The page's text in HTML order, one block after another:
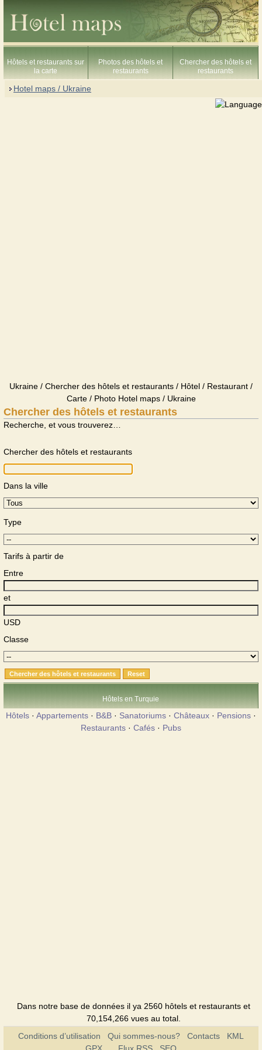
Hôtels et restaurants sur
la carte
Photos des hôtels et
restaurants
Chercher des hôtels et
restaurants
Hotel maps / Ukraine
Ukraine / Chercher des hôtels et restaurants / Hôtel / Restaurant /
Carte / Photo Hotel maps / Ukraine
Chercher des hôtels et restaurants
Recherche, et vous trouverez…
Chercher des hôtels et restaurants
Dans la ville
Type
Tarifs à partir de
Entre
et
USD
Classe
Hôtels en Turquie
Hôtels · Appartements · B&B · Sanatoriums · Châteaux · Pensions ·
Restaurants · Cafés · Pubs
Dans notre base de données il ya 2560 hôtels et restaurants et
70,154,266 vues au total.
Conditions d’utilisation
Qui sommes-nous? Contacts
KML